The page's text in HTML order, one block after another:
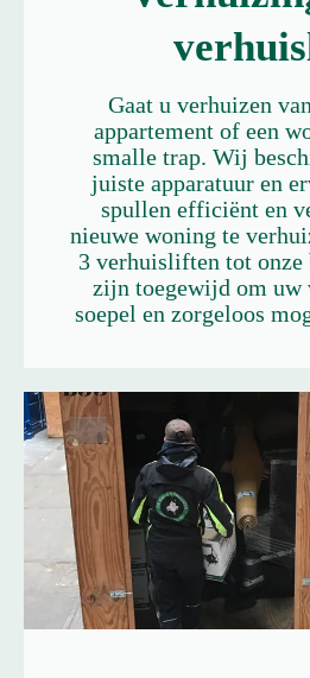
Gaat u verhuizen
appartement of een
smalle trap. Wij
juiste apparatuur en
spullen efficiënt en
nieuwe woning te
3 verhuisliften tot onze
zijn toegewijd om uw
soepel en zorgeloos